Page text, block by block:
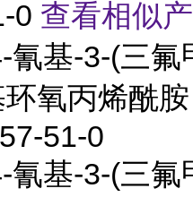
0 查看相似
氰基-3-(三氟
氧丙烯酰胺
51-0
氰基-3-(三氟